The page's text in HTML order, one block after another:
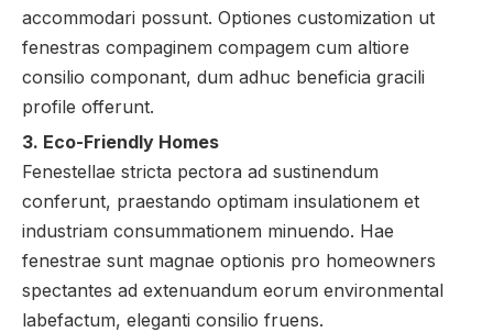
accommodari possunt. Optiones customization ut
fenestras compaginem compagem cum altiore
consilio componant, dum adhuc beneficia gracili
profile offerunt.
3. Eco-Friendly Homes
Fenestellae stricta pectora ad sustinendum
conferunt, praestando optimam insulationem et
industriam consummationem minuendo. Hae
fenestrae sunt magnae optionis pro homeowners
spectantes ad extenuandum eorum environmental
labefactum, eleganti consilio fruens.